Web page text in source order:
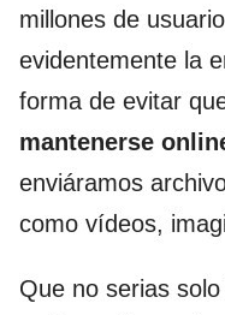
millones de
evidentemente la
forma de evitar
mantenerse
enviáramos
como vídeos,
Que no serias